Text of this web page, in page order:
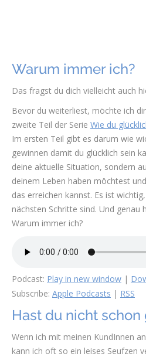
Warum immer ich?
Das fragst du dich vielleicht auch
Bevor du weiterliest, möchte ich
zweite Teil der Serie Wie du
Im ersten Teil gibt es darum wie
gewinnen damit du glücklich sein
deine aktuelle Situation, sondern
deinem Leben haben möchtest
das erreichen kannst. Es ist
nächsten Schritte sind. Und genau
Warum immer ich?
Podcast: Play in new window |
Subscribe: Apple Podcasts | RSS
Hast du nicht schon
Wenn ich mit meinen KundInnen
kann ich oft so ein leises Seufzen